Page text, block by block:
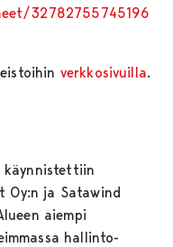
32782755745196
verkkosivuilla.
käynnistettiin
Oy:n ja Satawind
aiempi
hallinto-